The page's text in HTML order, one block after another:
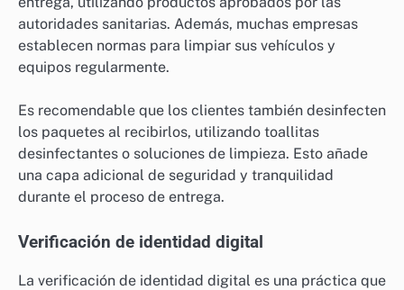
autoridades sanitarias. Además, muchas empresas
establecen normas para limpiar sus vehículos y
equipos regularmente.
Es recomendable que los clientes también desinfecten
los paquetes al recibirlos, utilizando toallitas
desinfectantes o soluciones de limpieza. Esto añade
una capa adicional de seguridad y tranquilidad
durante el proceso de entrega.
Verificación de identidad digital
La verificación de identidad digital es una práctica que